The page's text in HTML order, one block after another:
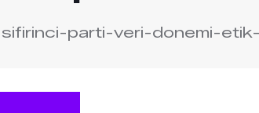
parti-veri-donemi-